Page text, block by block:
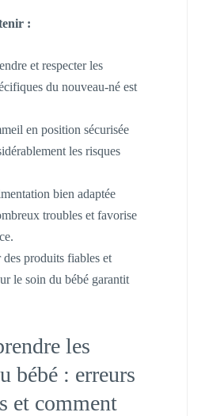
:
et respecter les
du nouveau-né est
en position sécurisée
les risques
bien adaptée
troubles et favorise
produits fiables et
le soin du bébé garantit
les
bébé : erreurs
et comment